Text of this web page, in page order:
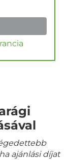
ajánlási díjat